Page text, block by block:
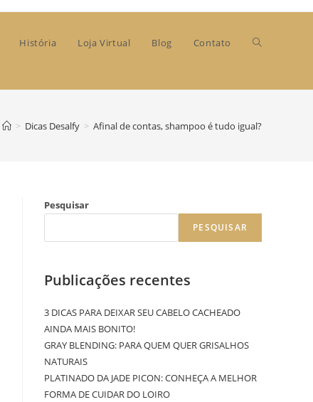
História Loja Virtual Blog Contato
> Dicas Desalfy > Afinal de contas, shampoo é tudo igual?
Pesquisar
PESQUISAR
Publicações recentes
3 DICAS PARA DEIXAR SEU CABELO CACHEADO
AINDA MAIS BONITO!
GRAY BLENDING: PARA QUEM QUER GRISALHOS
NATURAIS
PLATINADO DA JADE PICON: CONHEÇA A MELHOR
FORMA DE CUIDAR DO LOIRO